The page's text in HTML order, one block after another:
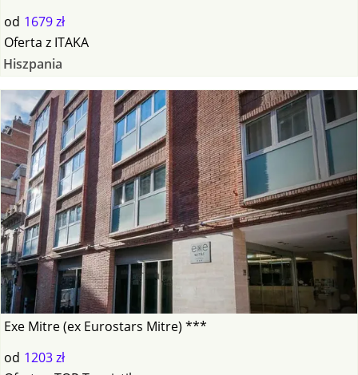
od 1679 zł
Oferta z ITAKA
Hiszpania
Exe Mitre (ex Eurostars Mitre) ***
od 1203 zł